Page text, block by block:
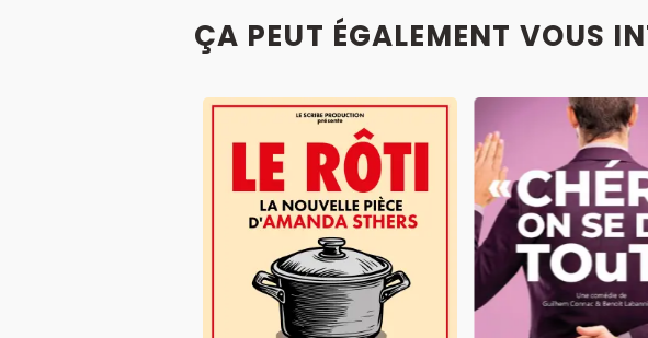
ÇA PEUT ÉGALEMENT VOUS